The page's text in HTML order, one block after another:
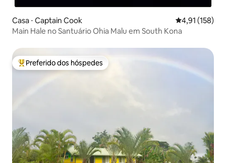
Casa ⋅ Captain Cook 4,91 de uma
4,91 (158)
Main Hale no Santuário Ohia Malu em South Kona
Entre os melhores preferidos dos hóspedes
Preferido dos hóspedes